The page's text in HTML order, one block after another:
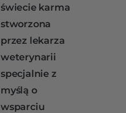
świecie karma
stworzona
przez lekarza
weterynarii
specjalnie z
myślą o
wsparciu